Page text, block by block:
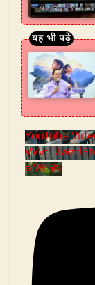
YouTube
aME5N